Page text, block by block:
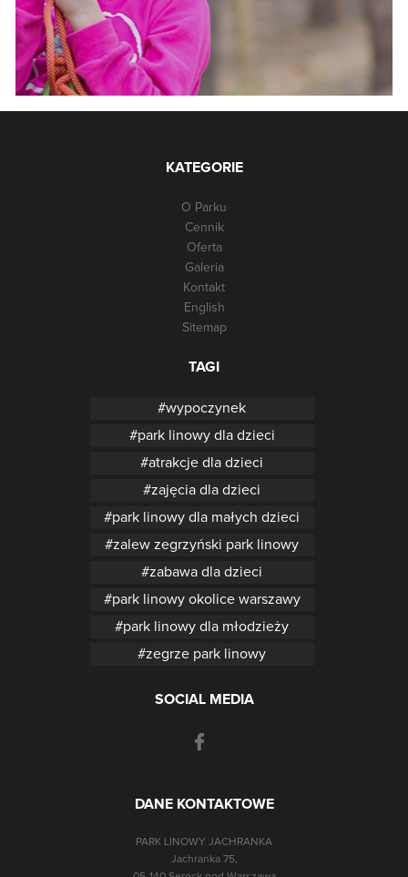
KATEGORIE
O Parku
Cennik
Oferta
Galeria
Kontakt
English
Sitemap
TAGI
wypoczynek
park linowy dla dzieci
atrakcje dla dzieci
zajęcia dla dzieci
park linowy dla małych dzieci
zalew zegrzyński park linowy
zabawa dla dzieci
park linowy okolice warszawy
park linowy dla młodzieży
zegrze park linowy
SOCIAL MEDIA
DANE KONTAKTOWE
PARK LINOWY JACHRANKA
Jachranka 75,